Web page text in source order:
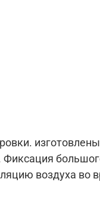
воздуха во